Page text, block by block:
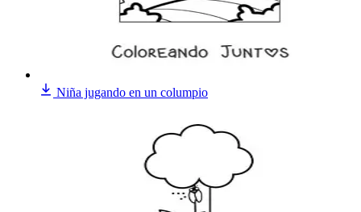
Niña jugando en un columpio